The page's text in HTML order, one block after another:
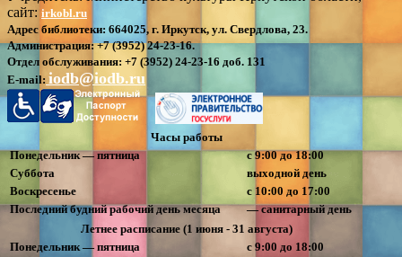
сайт: irkobl.ru
Адрес библиотеки: 664025, г. Иркутск, ул. Свердлова, 23.
Администрация:+7 (3952) 24-23-16.
Отдел обслуживания: +7 (3952) 24-23-16 доб. 131
E-mail: iodb@iodb.ru
Часы работы
Понедельник — пятница
с 9:00 до 18:00
Суббота
выходной день
Воскресенье
с 10:00 до 17:00
Последний будний рабочий день месяца
— санитарный день
Летнее расписание (1 июня - 31 августа)
Понедельник — пятница
с 9:00 до 18:00